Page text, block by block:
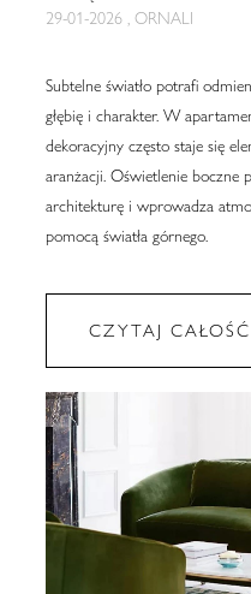
29-01-2026 , ORNALI
Subtelne światło potrafi
głębię i charakter. W
dekoracyjny często staje się
aranżacji. Oświetlenie boczne
architekturę i wprowadza
pomocą światła górnego.
CZYTAJ CAŁOŚĆ